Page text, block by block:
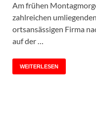
Am frühen
zahlreichen
ortsansässigen Firma
auf der …
WEITERLESEN